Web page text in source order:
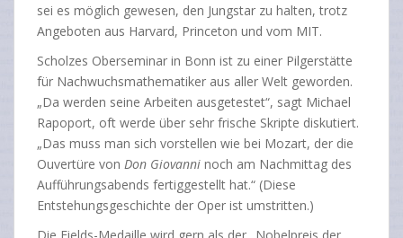
sei es möglich gewesen, den Jungstar zu halten, trotz
Angeboten aus Harvard, Princeton und vom MIT.
Scholzes Oberseminar in Bonn ist zu einer Pilgerstätte
für Nachwuchsmathematiker aus aller Welt geworden.
„Da werden seine Arbeiten ausgetestet“, sagt Michael
Rapoport, oft werde über sehr frische Skripte diskutiert.
„Das muss man sich vorstellen wie bei Mozart, der die
Ouvertüre von Don Giovanni noch am Nachmittag des
Aufführungsabends fertiggestellt hat.“ (Diese
Entstehungsgeschichte der Oper ist umstritten.)